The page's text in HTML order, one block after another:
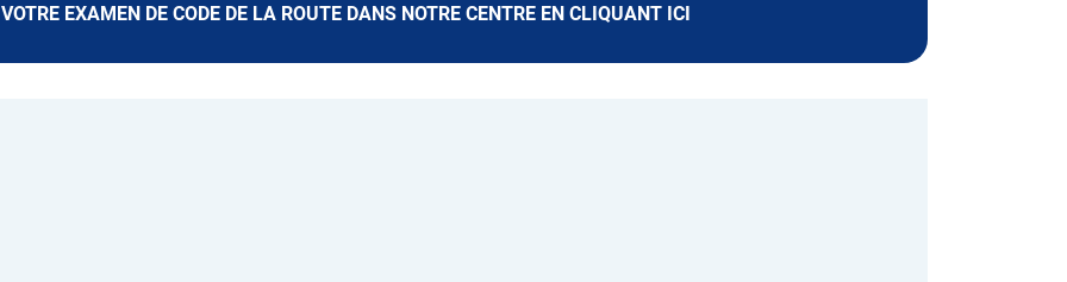
EXAMEN DE CODE DE LA ROUTE DANS NOTRE CENTRE EN CLIQUANT ICI